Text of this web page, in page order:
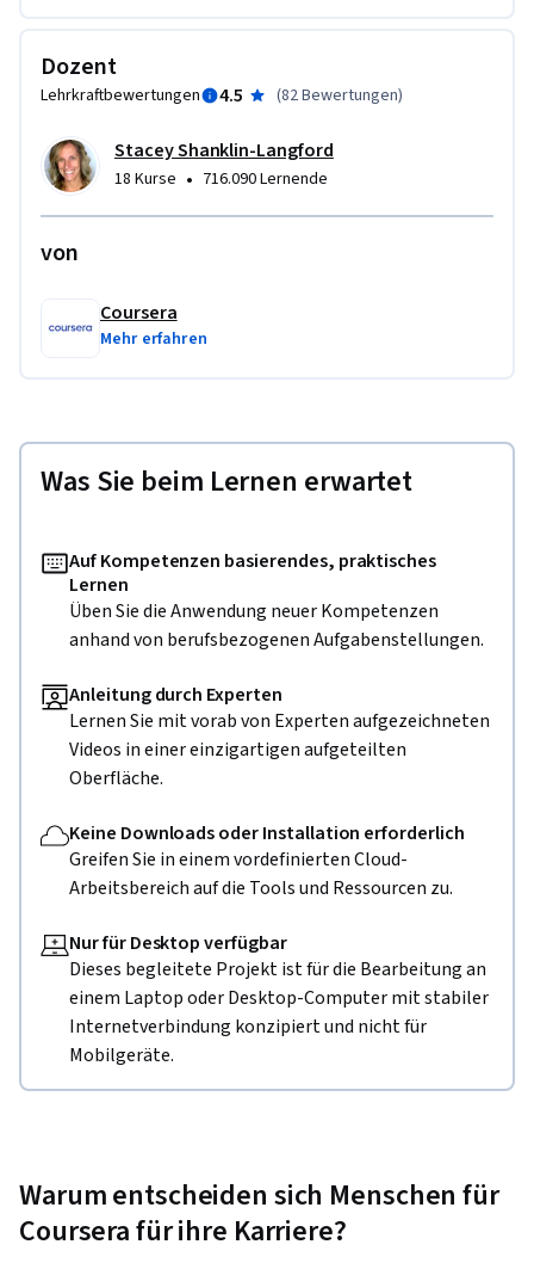
Dozent
Lehrkraftbewertungen 4.5 (82 Bewertungen)
Stacey Shanklin-Langford
18 Kurse • 716.090 Lernende
von
Coursera
Mehr erfahren
Was Sie beim Lernen erwartet
Auf Kompetenzen basierendes, praktisches
Lernen
Üben Sie die Anwendung neuer Kompetenzen
anhand von berufsbezogenen Aufgabenstellungen.
Anleitung durch Experten
Lernen Sie mit vorab von Experten aufgezeichneten
Videos in einer einzigartigen aufgeteilten
Oberfläche.
Keine Downloads oder Installation erforderlich
Greifen Sie in einem vordefinierten Cloud-
Arbeitsbereich auf die Tools und Ressourcen zu.
Nur für Desktop verfügbar
Dieses begleitete Projekt ist für die Bearbeitung an
einem Laptop oder Desktop-Computer mit stabiler
Internetverbindung konzipiert und nicht für
Mobilgeräte.
Warum entscheiden sich Menschen für
Coursera für ihre Karriere?